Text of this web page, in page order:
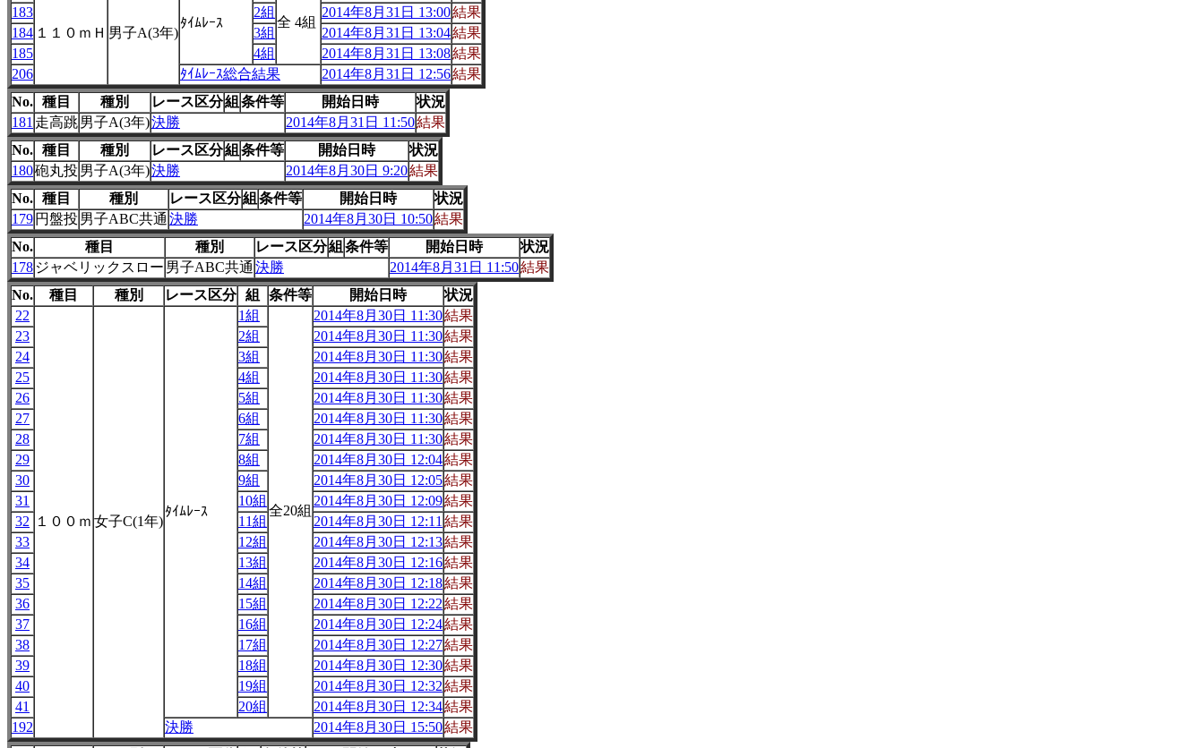
１１０ｍＨ 男子A(3年)
ﾀｲﾑﾚｰｽ
全 4組
183
2組 2014年8月31日 13:00結果
184
3組 2014年8月31日 13:04結果
185
4組 2014年8月31日 13:08結果
206
ﾀｲﾑﾚｰｽ総合結果 2014年8月31日 12:56結果
No. 種目 種別 レース区分組 条件等 開始日時
状況
181 走高跳男子A(3年)決勝 2014年8月31日 11:50結果
No. 種目 種別 レース区分組 条件等 開始日時
状況
180砲丸投 男子A(3年)決勝 2014年8月30日 9:20結果
No. 種目 種別 レース区分組 条件等 開始日時
状況
179 円盤投 男子ABC共通 決勝 2014年8月30日 10:50結果
No.
種目 種別 レース区分組 条件等 開始日時
状況
178 ジャベリックスロー 男子ABC共通 決勝 2014年8月31日 11:50結果
No.
種目 種別 レース区分 組 条件等 開始日時
状況
22
１００ｍ 女子C(1年)
ﾀｲﾑﾚｰｽ
1組
全20組
2014年8月30日 11:30結果
23
2組 2014年8月30日 11:30結果
24
3組 2014年8月30日 11:30結果
25
4組 2014年8月30日 11:30結果
26
5組 2014年8月30日 11:30結果
27
6組 2014年8月30日 11:30結果
28
7組 2014年8月30日 11:30結果
29
8組 2014年8月30日 12:04結果
30
9組 2014年8月30日 12:05結果
31
10組 2014年8月30日 12:09結果
32
11組 2014年8月30日 12:11 結果
33
12組 2014年8月30日 12:13結果
34
13組 2014年8月30日 12:16結果
35
14組 2014年8月30日 12:18結果
36
15組 2014年8月30日 12:22結果
37
16組 2014年8月30日 12:24結果
38
17組 2014年8月30日 12:27結果
39
18組 2014年8月30日 12:30結果
40
19組 2014年8月30日 12:32結果
41
20組 2014年8月30日 12:34結果
192
決勝 2014年8月30日 15:50結果